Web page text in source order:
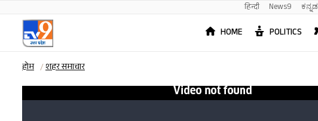
हिन्दी News9 ಕನ್ನಡ
HOME POLITICS
होम शहर समाचार